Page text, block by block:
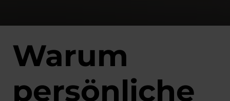
Warum
persönliche